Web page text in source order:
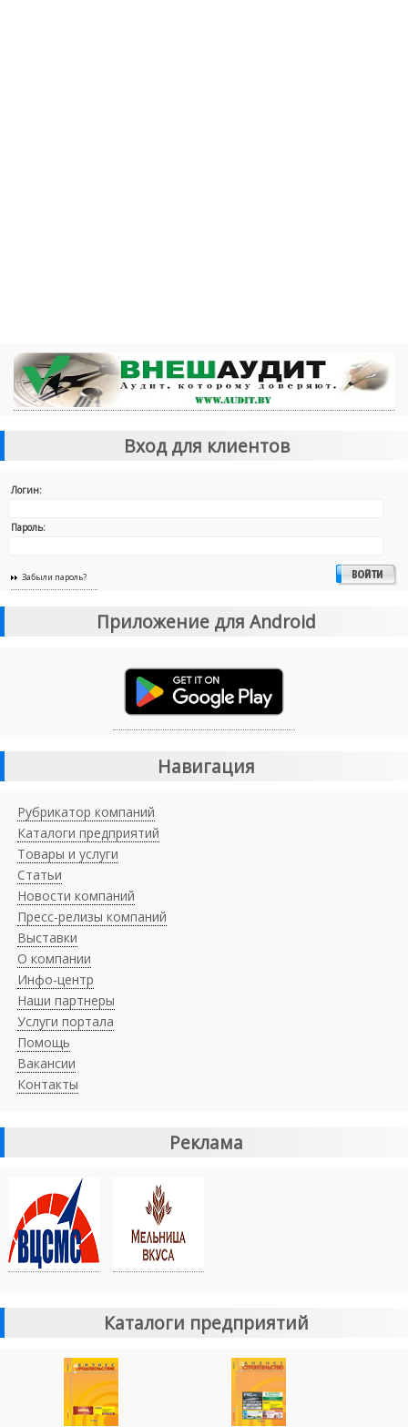
Вход для клиентов
Логин:
Пароль:
Забыли пароль?
Приложение для Android
Навигация
Рубрикатор компаний
Каталоги предприятий
Товары и услуги
Статьи
Новости компаний
Пресс-релизы компаний
Выставки
О компании
Инфо-центр
Наши партнеры
Услуги портала
Помощь
Вакансии
Контакты
Реклама
Каталоги предприятий